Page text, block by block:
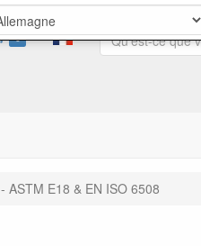
0
ASTM E18 & EN ISO 6508